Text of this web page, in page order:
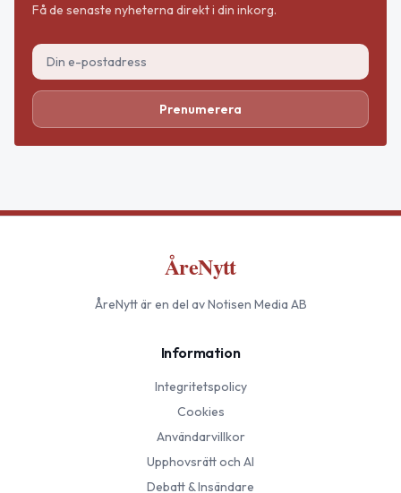
Få de senaste nyheterna direkt i din inkorg.
Prenumerera
ÅreNytt
ÅreNyttär en del av Notisen Media AB
Information
Integritetspolicy
Cookies
Användarvillkor
Upphovsrätt och AI
Debatt & Insändare